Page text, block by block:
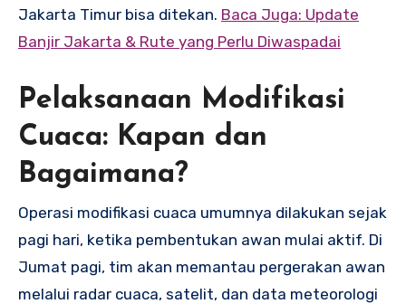
Jakarta Timur bisa ditekan. Baca Juga: Update
Banjir Jakarta & Rute yang Perlu Diwaspadai
Pelaksanaan Modifikasi
Cuaca: Kapan dan
Bagaimana?
Operasi modifikasi cuaca umumnya dilakukan sejak
pagi hari, ketika pembentukan awan mulai aktif. Di
Jumat pagi, tim akan memantau pergerakan awan
melalui radar cuaca, satelit, dan data meteorologi